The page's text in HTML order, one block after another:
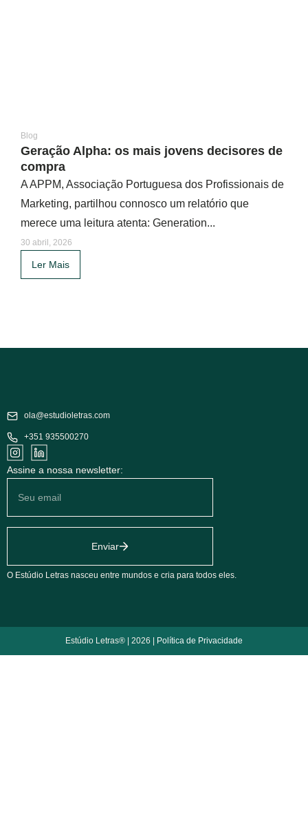
Blog
Geração Alpha: os mais jovens decisores de
compra
A APPM, Associação Portuguesa dos Profissionais de
Marketing, partilhou connosco um relatório que
merece uma leitura atenta: Generation...
30 abril, 2026
Ler Mais
ola@estudioletras.com
+351 935500270
Assine a nossa newsletter:
Enviar
O Estúdio Letras nasceu entre mundos e cria para todos eles.
Estúdio Letras® | 2026 | Política de Privacidade